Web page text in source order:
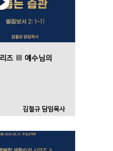
즈 Ⅲ 예수님의
김철규 담임목사